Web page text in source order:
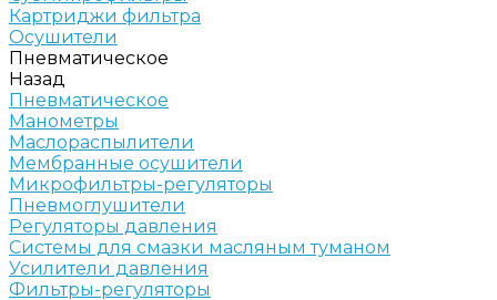
Картриджи фильтра
Осушители
Пневматическое
Назад
Пневматическое
Манометры
Маслораспылители
Мембранные осушители
Микрофильтры-регуляторы
Пневмоглушители
Регуляторы давления
Системы для смазки масляным туманом
Усилители давления
Фильтры-регуляторы